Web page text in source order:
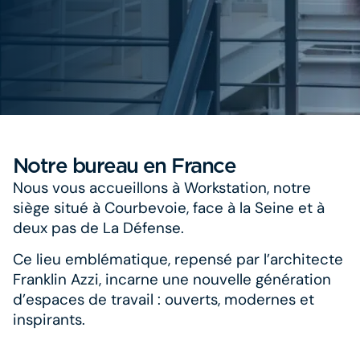
Notre bureau en France
Nous vous accueillons à Workstation, notre
siège situé à Courbevoie, face à la Seine et à
deux pas de La Défense.
Ce lieu emblématique, repensé par l’architecte
Franklin Azzi, incarne une nouvelle génération
d’espaces de travail : ouverts, modernes et
inspirants.